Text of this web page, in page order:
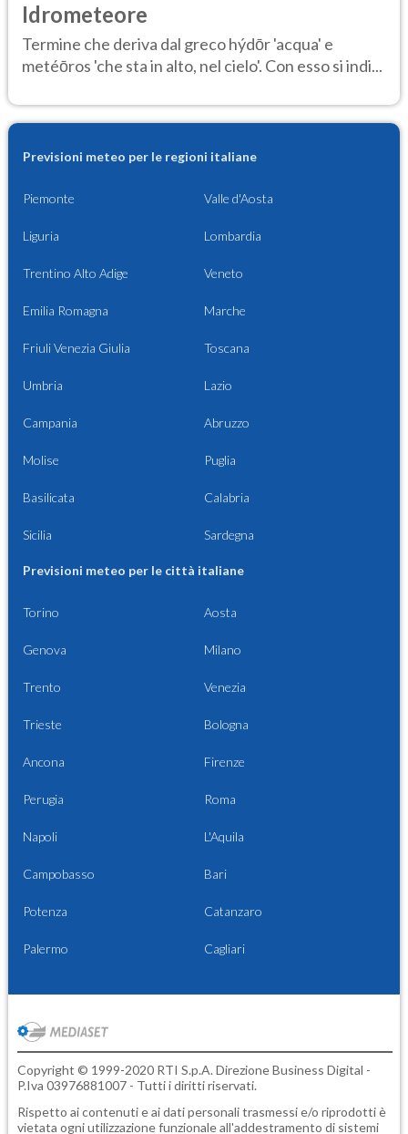
Idrometeore
Termine che deriva dal greco hýdōr 'acqua' e
metéōros 'che sta in alto, nel cielo'. Con esso si indi...
Previsioni meteo per le regioni italiane
Piemonte Valle d'Aosta
Liguria Lombardia
Trentino Alto Adige Veneto
Emilia Romagna Marche
Friuli Venezia Giulia Toscana
Umbria Lazio
Campania Abruzzo
Molise Puglia
Basilicata Calabria
Sicilia Sardegna
Previsioni meteo per le città italiane
Torino Aosta
Genova Milano
Trento Venezia
Trieste Bologna
Ancona Firenze
Perugia Roma
Napoli L'Aquila
Campobasso Bari
Potenza Catanzaro
Palermo Cagliari
Copyright © 1999-2020 RTI S.p.A. Direzione Business Digital -
P.Iva 03976881007 - Tutti i diritti riservati.
Rispetto ai contenuti e ai dati personali trasmessi e/o riprodotti è
vietata ogni utilizzazione funzionale all'addestramento di sistemi